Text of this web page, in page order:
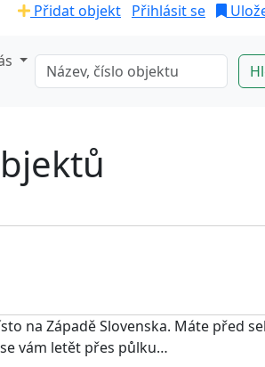
Přidat objekt Přihlásit se
na Západě Slovenska. Máte před
vám letět přes půlku…